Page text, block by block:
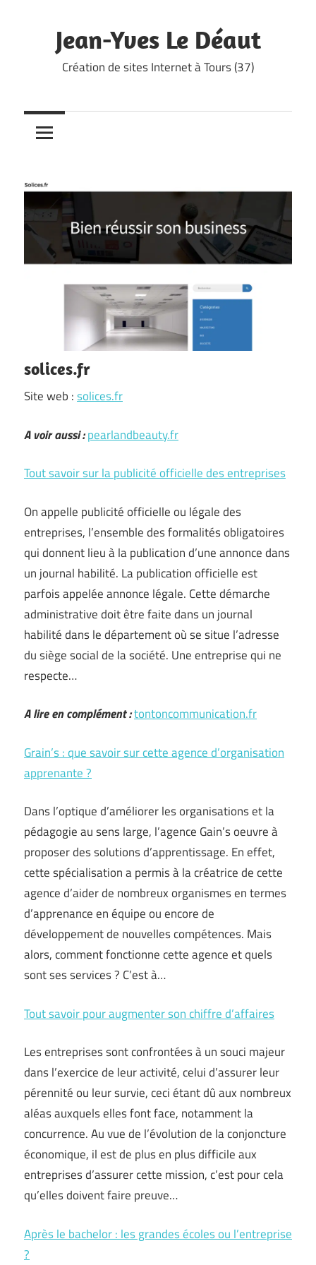
contentJean-Yves Le Déaut
Création de sites Internet à Tours (37)
solices.fr
Site web :solices.fr
A voir aussi :pearlandbeauty.fr
Tout savoir sur la publicité officielle des entreprises
On appelle publicité officielle ou légale des
entreprises, l’ensemble des formalités obligatoires
qui donnent lieu à la publication d’une annonce dans
un journal habilité. La publication officielle est
parfois appelée annonce légale. Cette démarche
administrative doit être faite dans un journal
habilité dans le département où se situe l’adresse
du siège social de la société. Une entreprise qui ne
respecte…
A lire en complément :tontoncommunication.fr
Grain’s : que savoir sur cette agence d’organisation
apprenante ?
Dans l’optique d’améliorer les organisations et la
pédagogie au sens large, l’agence Gain’s oeuvre à
proposer des solutions d’apprentissage. En effet,
cette spécialisation a permis à la créatrice de cette
agence d’aider de nombreux organismes en termes
d’apprenance en équipe ou encore de
développement de nouvelles compétences. Mais
alors, comment fonctionne cette agence et quels
sont ses services ? C’est à…
Tout savoir pour augmenter son chiffre d’affaires
Les entreprises sont confrontées à un souci majeur
dans l’exercice de leur activité, celui d’assurer leur
pérennité ou leur survie, ceci étant dû aux nombreux
aléas auxquels elles font face, notamment la
concurrence. Au vue de l’évolution de la conjoncture
économique, il est de plus en plus difficile aux
entreprises d’assurer cette mission, c’est pour cela
qu’elles doivent faire preuve…
Après le bachelor : les grandes écoles ou l’entreprise
?